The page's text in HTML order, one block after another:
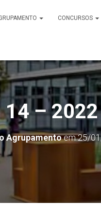
CONCURSOS
14 –
Agrupamentoem25/